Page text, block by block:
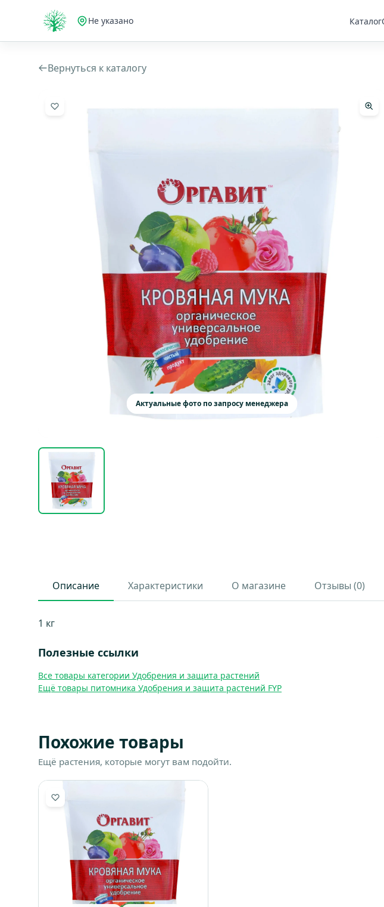
Не указано Каталог
Вернуться к каталогу
Актуальные фото по запросу менеджера
Описание Характеристики О магазине Отзывы (0)
1 кг
Полезные ссылки
Все товары категории Удобрения и защита растений
Ещё товары питомника Удобрения и защита растений FYP
Похожие товары
Ещё растения, которые могут вам подойти.